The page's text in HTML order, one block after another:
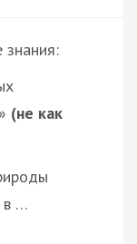
знания:
(не как
в …